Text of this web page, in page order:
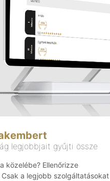
legjobbjait gyűjti össze
közelébe? Ellenőrizze
a legjobb szolgáltatásokat